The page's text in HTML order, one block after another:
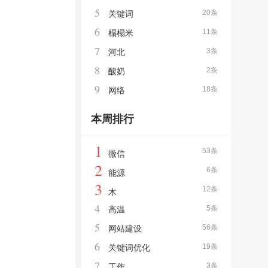
20条
5 关键词
11条
6 榻榻米
3条
7 河北
2条
8 酸奶
18条
9 网络
本周排行
53条
1 微信
6条
2 能源
12条
3 木
5条
4 高温
56条
5 网站建设
19条
6 关键词优化
3条